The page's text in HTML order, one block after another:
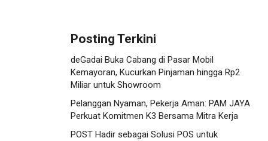
Posting Terkini
deGadai Buka Cabang di Pasar Mobil
Kemayoran, Kucurkan Pinjaman hingga Rp2
Miliar untuk Showroom
Pelanggan Nyaman, Pekerja Aman: PAM JAYA
Perkuat Komitmen K3 Bersama Mitra Kerja
POST Hadir sebagai Solusi POS untuk